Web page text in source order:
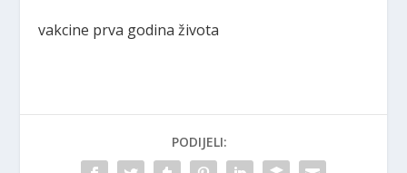
vakcine prva godina života
PODIJELI: